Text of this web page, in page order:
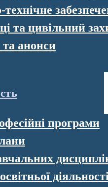
та цивільний
анонси
програми